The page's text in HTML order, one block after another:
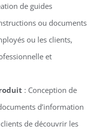
de guides
ou documents
ou les clients,
et
: Conception de
d’information
de découvrir les